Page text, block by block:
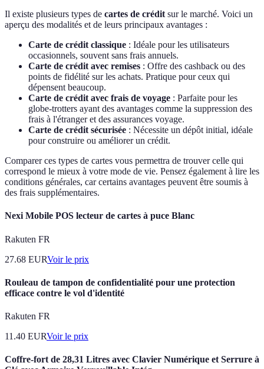
Il existe plusieurs types de cartes de crédit sur le marché. Voici un
aperçu des modalités et de leurs principaux avantages :
Carte de crédit classique : Idéale pour les utilisateurs
occasionnels, souvent sans frais annuels.
Carte de crédit avec remises : Offre des cashback ou des
points de fidélité sur les achats. Pratique pour ceux qui
dépensent beaucoup.
Carte de crédit avec frais de voyage : Parfaite pour les
globe-trotters ayant des avantages comme la suppression des
frais à l'étranger et des assurances voyage.
Carte de crédit sécurisée : Nécessite un dépôt initial, idéale
pour construire ou améliorer un crédit.
Comparer ces types de cartes vous permettra de trouver celle qui
correspond le mieux à votre mode de vie. Pensez également à lire les
conditions générales, car certains avantages peuvent être soumis à
des frais supplémentaires.
Nexi Mobile POS lecteur de cartes à puce Blanc
Rakuten FR
27.68 EURVoir le prix
Rouleau de tampon de confidentialité pour une protection
efficace contre le vol d'identité
Rakuten FR
11.40 EURVoir le prix
Coffre-fort de 28,31 Litres avec Clavier Numérique et Serrure à